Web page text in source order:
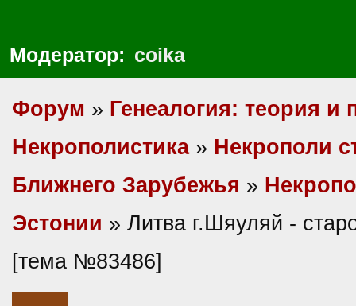
Модератор: coika
Форум » Генеалогия: теория и
Некрополистика» Некрополи
Ближнего Зарубежья »
Эстонии » Литва г.Шяуляй -
[тема №83486]